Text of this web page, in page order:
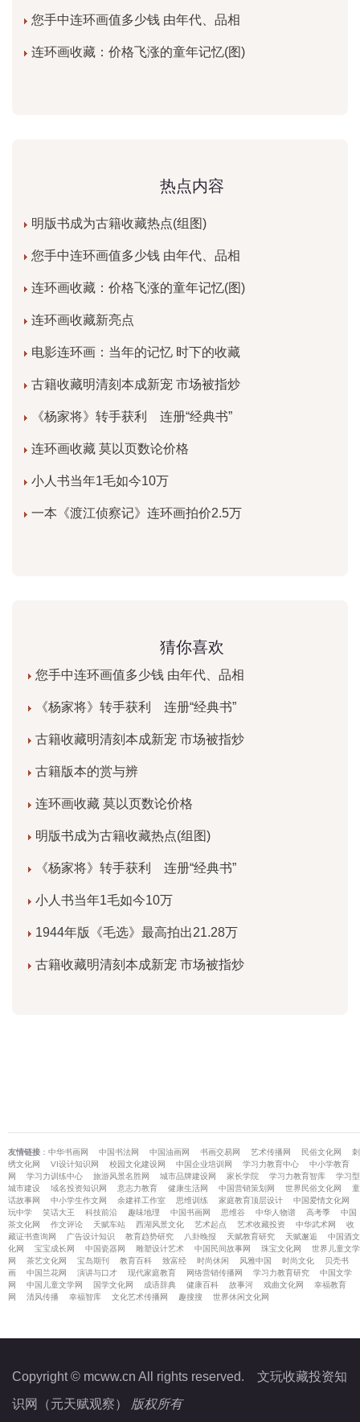
您手中连环画值多少钱 由年代、品相
连环画收藏：价格飞涨的童年记忆(图)
热点内容
明版书成为古籍收藏热点(组图)
您手中连环画值多少钱 由年代、品相
连环画收藏：价格飞涨的童年记忆(图)
连环画收藏新亮点
电影连环画：当年的记忆 时下的收藏
古籍收藏明清刻本成新宠 市场被指炒
《杨家将》转手获利 连册“经典书”
连环画收藏 莫以页数论价格
小人书当年1毛如今10万
一本《渡江侦察记》连环画拍价2.5万
猜你喜欢
您手中连环画值多少钱 由年代、品相
《杨家将》转手获利 连册“经典书”
古籍收藏明清刻本成新宠 市场被指炒
古籍版本的赏与辨
连环画收藏 莫以页数论价格
明版书成为古籍收藏热点(组图)
《杨家将》转手获利 连册“经典书”
小人书当年1毛如今10万
1944年版《毛选》最高拍出21.28万
古籍收藏明清刻本成新宠 市场被指炒
友情链接 ： 中华书画网 中国书法网 中国油画网 书画交易网 艺术传播网 民俗文化网
刺
绣文化网
VI设计知识网 校园文化建设网 中国企业培训网 学习力教育中心
中小学教育
网
学习力训练中心 旅游风景名胜网 城市品牌建设网 家长学院 学习力教育智库
学习型
城市建设
域名投资知识网 意志力教育 健康生活网 中国营销策划网 世界民俗文化网
童
话故事网
中小学生作文网 余建祥工作室 思维训练 家庭教育顶层设计
中国爱情文化网
玩中学
笑话大王 科技前沿 趣味地理 中国书画网 思维谷 中华人物谱 高考季
中国
茶文化网
作文评论 天赋车站 西湖风景文化 艺术起点 艺术收藏投资 中华武术网
收
藏证书查询网
广告设计知识 教育趋势研究 八卦晚报 天赋教育研究 天赋邂逅
中国酒文
化网
宝宝成长网 中国瓷器网 雕塑设计艺术 中国民间故事网 珠宝文化网
世界儿童文学
网
茶艺文化网 宝岛期刊 教育百科 致富经 时尚休闲 风雅中国 时尚文化
贝壳书
画
中国兰花网 演讲与口才 现代家庭教育 网络营销传播网 学习力教育研究
中国文学
网
中国儿童文学网 国学文化网 成语辞典 健康百科 故事河 戏曲文化网
幸福教育
网
清风传播 幸福智库 文化艺术传播网 趣搜搜 世界休闲文化网
Copyright © mcww.cn All rights reserved. 文玩收藏投资知
识网（元天赋观察）
版权所有